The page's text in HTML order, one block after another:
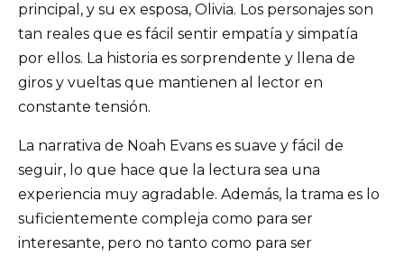
principal, y su ex esposa, Olivia. Los personajes son
tan reales que es fácil sentir empatía y simpatía
por ellos. La historia es sorprendente y llena de
giros y vueltas que mantienen al lector en
constante tensión.
La narrativa de Noah Evans es suave y fácil de
seguir, lo que hace que la lectura sea una
experiencia muy agradable. Además, la trama es lo
suficientemente compleja como para ser
interesante, pero no tanto como para ser